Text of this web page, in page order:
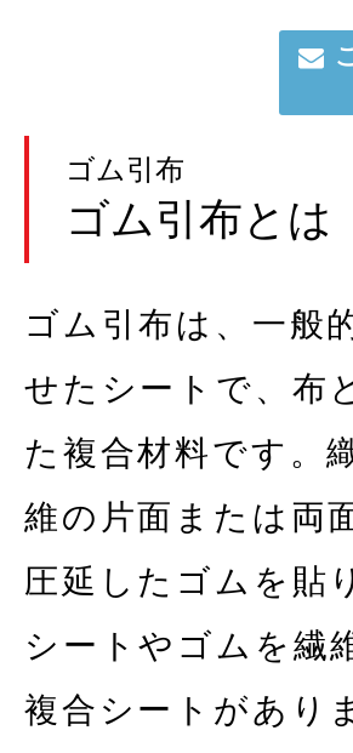
ゴム引布
ゴム引布とは
ゴム引布は、一般
せたシートで、布
た複合材料です。
維の片面または両
圧延したゴムを貼
シートやゴムを繊
複合シートがあり